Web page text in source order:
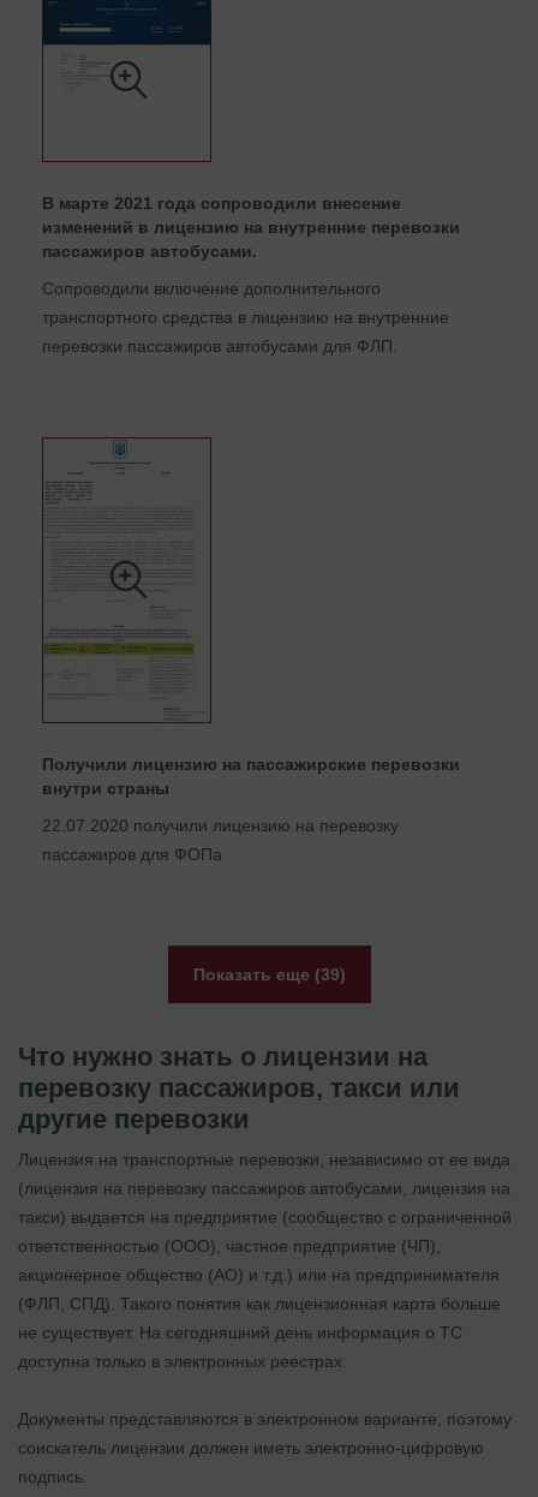
В марте 2021 года сопроводили внесение
изменений в лицензию на внутренние перевозки
пассажиров автобусами.
Сопроводили включение дополнительного
транспортного средства в лицензию на внутренние
перевозки пассажиров автобусами для ФЛП.
Получили лицензию на пассажирские перевозки
внутри страны
22.07.2020 получили лицензию на перевозку
пассажиров для ФОПа
Показать еще (39)
Что нужно знать о лицензии на
перевозку пассажиров, такси или
другие перевозки
Лицензия на транспортные перевозки, независимо от ее вида
(лицензия на перевозку пассажиров автобусами, лицензия на
такси) выдается на предприятие (сообщество с ограниченной
ответственностью (ООО), частное предприятие (ЧП),
акционерное общество (АО) и т.д.) или на предпринимателя
(ФЛП, СПД). Такого понятия как лицензионная карта больше
не существует. На сегодняшний день информация о ТС
доступна только в электронных реестрах.
Документы представляются в электронном варианте, поэтому
соискатель лицензии должен иметь электронно-цифровую
подпись.